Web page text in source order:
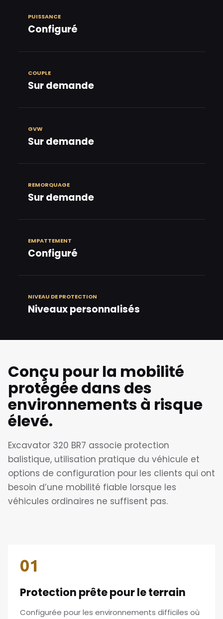
PUISSANCE
Configuré
COUPLE
Sur demande
GVW
Sur demande
REMORQUAGE
Sur demande
EMPATTEMENT
Configuré
NIVEAU DE PROTECTION
Niveaux personnalisés
Conçu pour la mobilité
protégée dans des
environnements à risque
élevé.
Excavator 320 BR7 associe protection
balistique, utilisation pratique du véhicule et
options de configuration pour les clients qui ont
besoin d’une mobilité fiable lorsque les
véhicules ordinaires ne suffisent pas.
01
Protection prête pour le terrain
Configurée pour les environnements difficiles où